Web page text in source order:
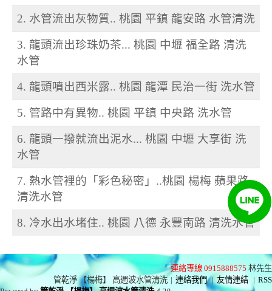
2. 水管流出灰物質.. 桃園 平鎮 龍安路 水管清洗
3. 龍頭流出珍珠奶茶... 桃園 中壢 福全路 清洗
水管
4. 龍頭噴出西米露.. 桃園 龍潭 民治一街 洗水管
5. 管路中有異物.. 桃園 平鎮 中央路 洗水管
6. 龍頭一撥就流出泥水... 桃園 中壢 大享街 洗
水管
7. 熱水管裡的「彩色秘密」..桃園 楊梅 蘋果路
清洗水管
8. 冷水出水堵住.. 桃園 八德 永豐南路 清洗水管
連絡專線 0915888575 林先生
管乾淨 【楊梅】 高週波水管清洗 | 連絡我們 | 友情連結 | RSS